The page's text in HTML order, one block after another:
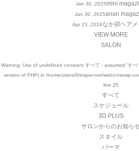
Jan 30 ,2025mini
Jan 30 ,2025anan
Apr 23 ,2024なか卯ヘアメ
VIEW MORE
SALON
Warning: Use of undefined constant すべて - assumed 'す
version of PHP) in /home/users/0/esper-net/web/cms/wp-
line 25
すべて
スケジュール
3D PLUS
サロンからのお知ら
スタイル
パーマ